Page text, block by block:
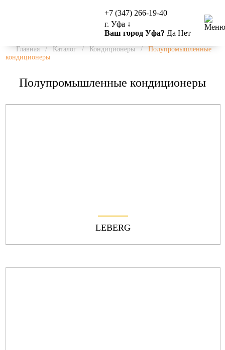
+7 (347) 266-19-40
г. Уфа ↓
Ваш город Уфа? Да Нет
Главная / Каталог / Кондиционеры /
Полупромышленные
кондиционеры
Полупромышленные кондиционеры
LEBERG